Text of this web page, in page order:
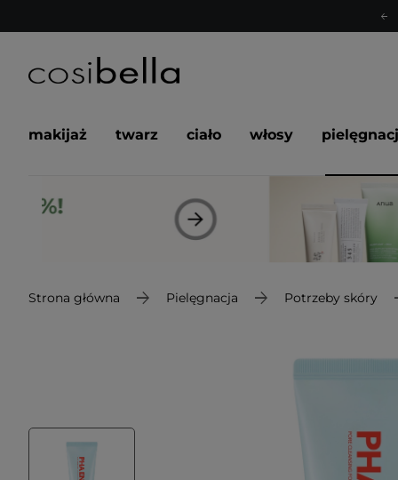
makijaż twarz ciało włosy
Strona główna Pielęgnacja Potrzeby skóry